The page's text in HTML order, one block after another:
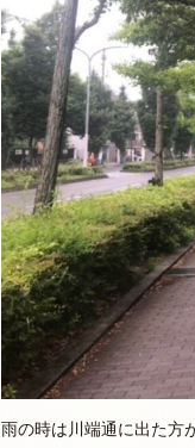
雨の時は川端通に出た方